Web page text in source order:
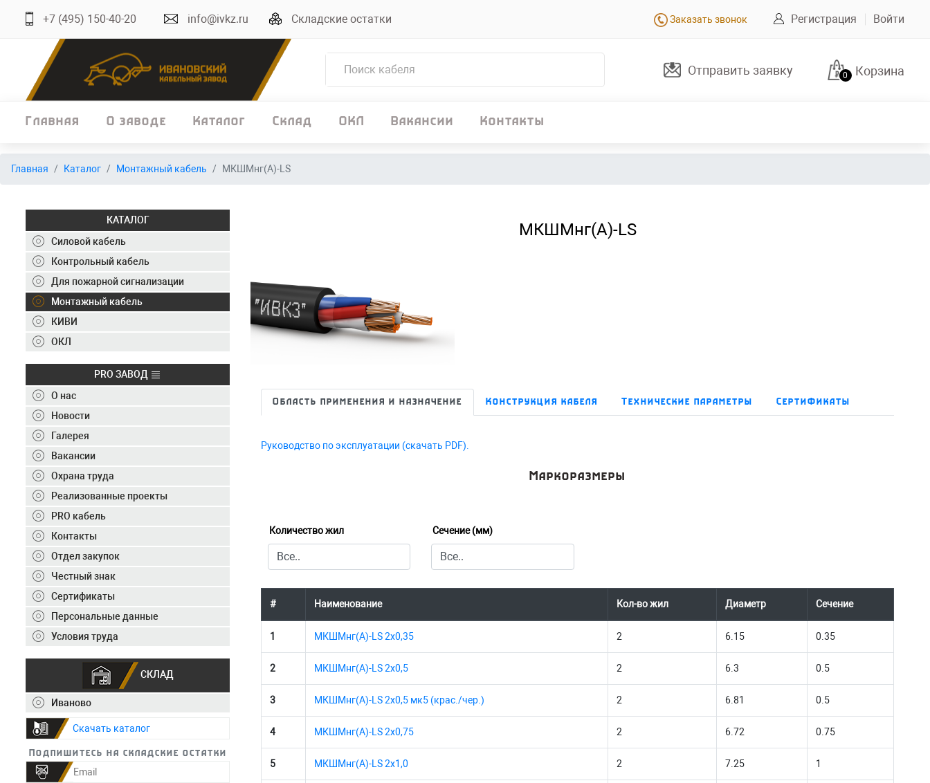
+7 (495) 150-40-20 info@ivkz.ru Складские остатки Заказать звонок Регистрация Войти
Отправить заявку 0 Корзина
Главная О заводе Каталог Склад ОКЛ Вакансии Контакты
Главная
Склад
ОКЛ
Вакансии
Контакты
+7 (495) 150-40-20
Отправить заявку
+7 (495) 150-40-20
Главная Каталог Монтажный кабель МКШМнг(А)-LS
КАТАЛОГ
Силовой кабель
Контрольный кабель
Для пожарной сигнализации
Монтажный кабель
КИВИ
ОКЛ
PRO ЗАВОД
О нас
Новости
Галерея
Вакансии
Охрана труда
Реализованные проекты
PRO кабель
Контакты
Отдел закупок
Честный знак
Сертификаты
Персональные данные
Условия труда
СКЛАД
Иваново
Скачать каталог
Подпишитесь на складские остатки
МКШМнг(А)-LS
Область применения и назначение Конструкция кабеля Технические параметры Сертификаты
Руководство по эксплуатации (скачать PDF).
Маркоразмеры
Количество жил Сечение (мм)
# Наименование Кол-во жил Диаметр Сечение
1 МКШМнг(А)-LS 2х0,35 2 6.15 0.35
2 МКШМнг(А)-LS 2х0,5 2 6.3 0.5
3 МКШМнг(А)-LS 2х0,5 мк5 (крас./чер.) 2 6.81 0.5
4 МКШМнг(А)-LS 2х0,75 2 6.72 0.75
5 МКШМнг(А)-LS 2х1,0 2 7.25 1